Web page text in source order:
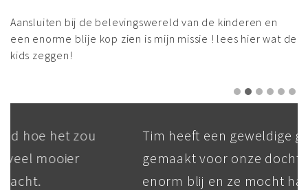
Aansluiten bij de belevingswereld van de kinderen en
een enorme blije kop zien is mijn missie ! lees hier wat de
kids zeggen!
Tim heeft een geweldige graffiti
gemaakt voor onze dochter. Ze is echt
enorm blij en ze mocht haar eigen